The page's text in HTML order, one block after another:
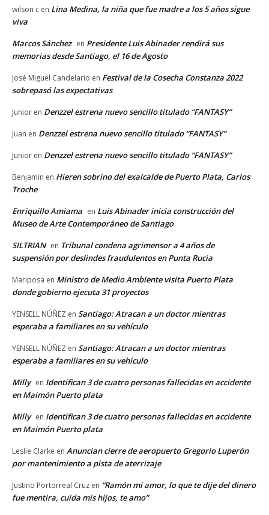
wilson c en Lina Medina, la niña que fue madre a los 5 años sigue
viva
Marcos Sánchez en Presidente Luis Abinader rendirá sus
memorias desde Santiago, el 16 de Agosto
José Miguel Candelario en Festival de la Cosecha Constanza 2022
sobrepasó las expectativas
Junior en Denzzel estrena nuevo sencillo titulado “FANTASY”
Juan en Denzzel estrena nuevo sencillo titulado “FANTASY”
Junior en Denzzel estrena nuevo sencillo titulado “FANTASY”
Benjamin en Hieren sobrino del exalcalde de Puerto Plata, Carlos
Troche
Enriquillo Amiama en Luis Abinader inicia construcción del
Museo de Arte Contemporáneo de Santiago
SILTRIAN en Tribunal condena agrimensor a 4 años de
suspensión por deslindes fraudulentos en Punta Rucia
Mariposa en Ministro de Medio Ambiente visita Puerto Plata
donde gobierno ejecuta 31 proyectos
YENSELL NÚÑEZ en Santiago: Atracan a un doctor mientras
esperaba a familiares en su vehículo
YENSELL NÚÑEZ en Santiago: Atracan a un doctor mientras
esperaba a familiares en su vehículo
Milly en Identifican 3 de cuatro personas fallecidas en accidente
en Maimón Puerto plata
Milly en Identifican 3 de cuatro personas fallecidas en accidente
en Maimón Puerto plata
Leslie Clarke en Anuncian cierre de aeropuerto Gregorio Luperón
por mantenimiento a pista de aterrizaje
Justino Portorreal Cruz en “Ramón mi amor, lo que te dije del dinero
fue mentira, cuida mis hijos, te amo”